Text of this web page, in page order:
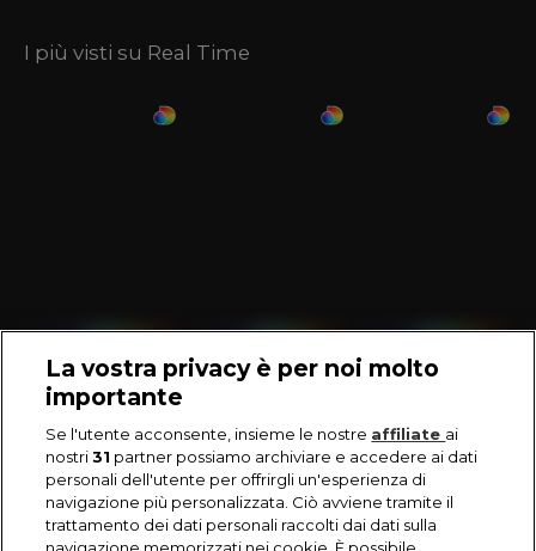
I più visti su Real Time
La vostra privacy è per noi molto
importante
Se l'utente acconsente, insieme le nostre affiliate ai
nostri31 partner possiamo archiviare e accedere ai dati
personali dell'utente per offrirgli un'esperienza di
navigazione più personalizzata. Ciò avviene tramite il
trattamento dei dati personali raccolti dai dati sulla